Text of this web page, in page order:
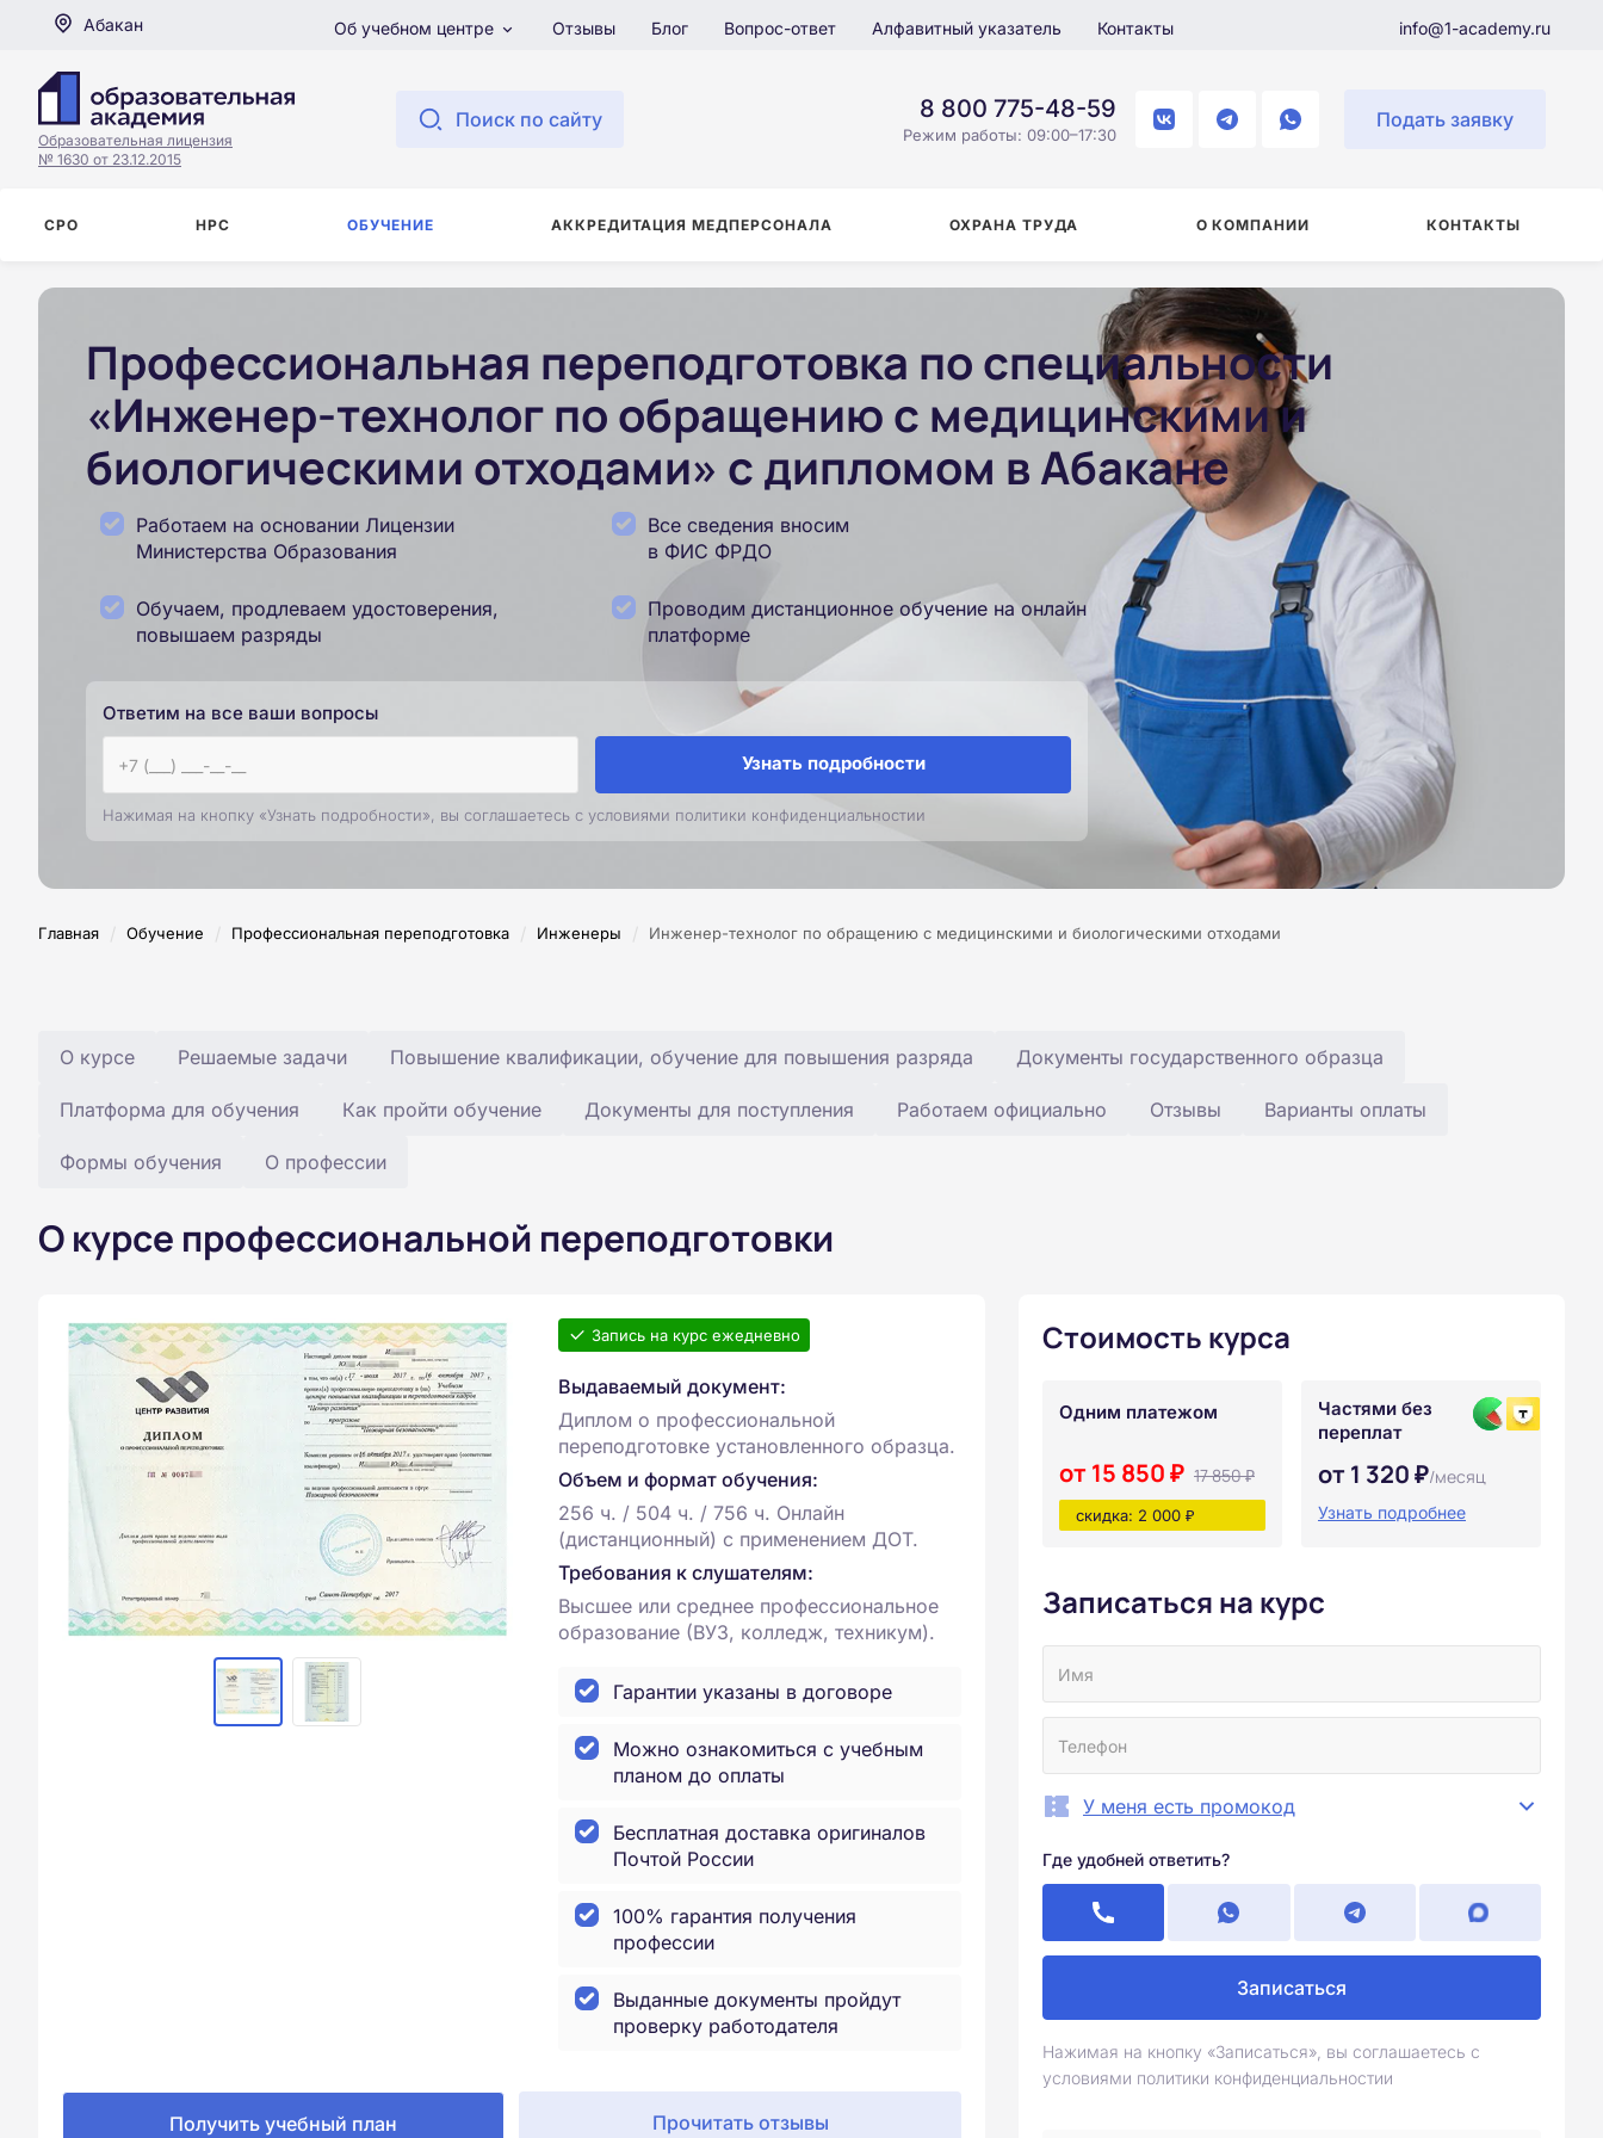
Абакан Об учебном центре Отзывы Блог Вопрос-ответ Алфавитный указатель Контакты info@1-academy.ru
Образовательная лицензия
№ 1630 от 23.12.2015
Поиск по сайту 8 800 775-48-59
Режим работы: 09:00–17:30
Подать заявку
СРО НРС ОБУЧЕНИЕ АККРЕДИТАЦИЯ МЕДПЕРСОНАЛА ОХРАНА ТРУДА О КОМПАНИИ КОНТАКТЫ
Профессиональная переподготовка по специальности
«Инженер-технолог по обращению с медицинскими и
биологическими отходами» с дипломом в Абакане
Работаем на основании Лицензии
Министерства Образования
Все сведения вносим
в ФИС ФРДО
Обучаем, продлеваем удостоверения,
повышаем разряды
Проводим дистанционное обучение на онлайн
платформе
Ответим на все ваши вопросы
Узнать подробности
Нажимая на кнопку «Узнать подробности», вы соглашаетесь с условиями политики конфиденциальностии
Главная / Обучение / Профессиональная переподготовка / Инженеры / Инженер-технолог по обращению с медицинскими и биологическими отходами
О курсе Решаемые задачи Повышение квалификации, обучение для повышения разряда Документы государственного образца
Платформа для обучения Как пройти обучение Документы для поступления Работаем официально Отзывы Варианты оплаты
Формы обучения О профессии
О курсе профессиональной переподготовки
Запись на курс ежедневно
Выдаваемый документ:
Диплом о профессиональной
переподготовке установленного образца.
Объем и формат обучения:
256 ч. / 504 ч. / 756 ч. Онлайн
(дистанционный) с применением ДОТ.
Требования к слушателям:
Высшее или среднее профессиональное
образование (ВУЗ, колледж, техникум).
Гарантии указаны в договоре
Можно ознакомиться с учебным
планом до оплаты
Бесплатная доставка оригиналов
Почтой России
100% гарантия получения
профессии
Выданные документы пройдут
проверку работодателя
Получить учебный план Прочитать отзывы
Стоимость курса
Одним платежом
от 15 850 ₽ 17 850 ₽
скидка: 2 000 ₽
Частями без
переплат
от 1 320 ₽/месяц
Узнать подробнее
Записаться на курс
У меня есть промокод
Где удобней ответить?
Записаться
Нажимая на кнопку «Записаться», вы соглашаетесь с
условиями политики конфиденциальностии